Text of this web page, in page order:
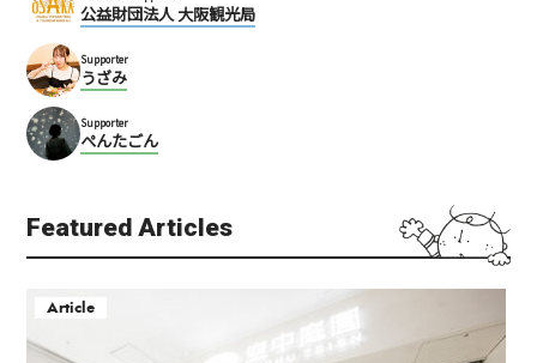
公益財団法人 大阪観光局
Supporter
うざみ
Supporter
ぺんたごん
Featured Articles
Article